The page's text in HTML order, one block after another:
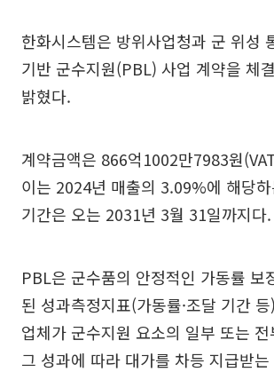
한화시스템은 방위사업청과 군 위성
기반 군수지원(PBL) 사업 계약을 체
밝혔다.
계약금액은 866억1002만7983원
이는 2024년 매출의 3.09%에 해당
기간은 오는 2031년 3월 31일까지다.
PBL은 군수품의 안정적인 가동률 보
된 성과측정지표(가동률·조달 기간
업체가 군수지원 요소의 일부 또는
그 성과에 따라 대가를 차등 지급받